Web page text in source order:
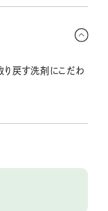
としっかり向き合
り戻す洗剤にこだわ